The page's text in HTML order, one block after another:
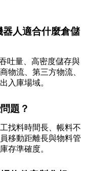
人適合什麼倉儲
吐量、高密度儲存與
物流、第三方物流、
入庫場域。
題？
找料時間長、帳料不
移動距離長與物料管
存準確度。